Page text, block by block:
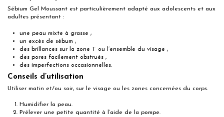
Sébium Gel Moussant est particulièrement adapté aux adolescents et aux
adultes présentant :
une peau mixte à grasse ;
un excès de sébum ;
des brillances sur la zone T ou l’ensemble du visage ;
des pores facilement obstrués ;
des imperfections occasionnelles.
Conseils d’utilisation
Utiliser matin et/ou soir, sur le visage ou les zones concernées du corps.
Humidifier la peau.
Prélever une petite quantité à l’aide de la pompe.